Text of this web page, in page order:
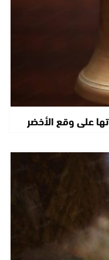
على وقع الأخضر